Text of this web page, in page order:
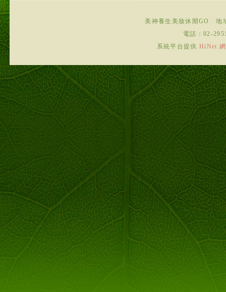
美神養生美妝休閒GO
地
電話： 02-
系統平台提供HiNet